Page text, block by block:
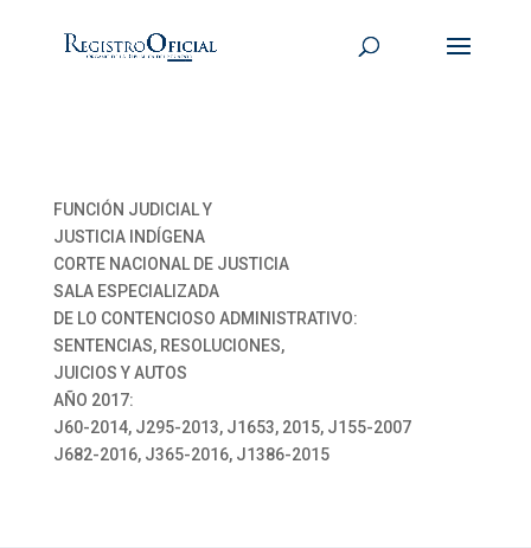
FUNCIÓN JUDICIAL Y
JUSTICIA INDÍGENA
CORTE NACIONAL DE JUSTICIA
SALA ESPECIALIZADA
DE LO CONTENCIOSO ADMINISTRATIVO:
SENTENCIAS, RESOLUCIONES,
JUICIOS Y AUTOS
AÑO 2017:
J60-2014, J295-2013, J1653, 2015, J155-2007
J682-2016, J365-2016, J1386-2015